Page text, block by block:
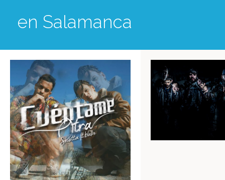
en Salamanca